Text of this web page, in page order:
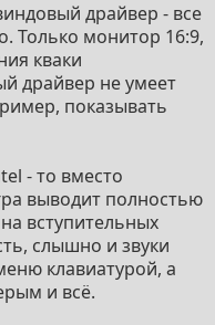
драйвер - все
Только монитор 16:9,
кваки
драйвер не умеет
показывать
- то вместо
выводит полностью
вступительных
слышно и звуки
клавиатурой, а
и всё.